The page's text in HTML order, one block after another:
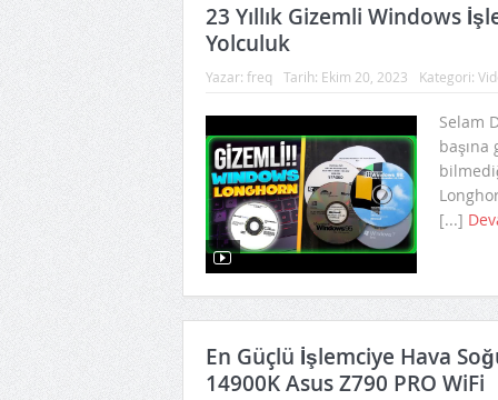
23 Yıllık Gizemli Windows
Yolculuk
Yazar: freq Tarih: Ekim 20, 2023 Kategori:
Selam
[...]
En Güçlü İşlemciye Hava
14900K Asus Z790 PRO WiFi